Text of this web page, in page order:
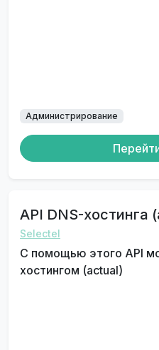
Администрирование
API DNS-хостинга
Selectel
С помощью этого API
хостингом (actual)